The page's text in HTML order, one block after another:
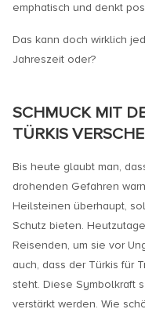
emphatisch und denkt
Das kann doch wirklich
Jahreszeit oder?
SCHMUCK MIT
TÜRKIS
Bis heute glaubt man,
drohenden Gefahren
Heilsteinen überhaupt,
Schutz bieten.
Reisenden, um sie vor
auch, dass der Türkis für
steht. Diese Symbolkraft
verstärkt werden. Wie